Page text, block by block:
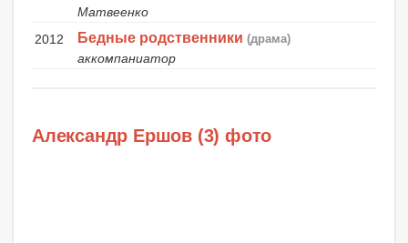
Матвеенко
2012
Бедные родственники (драма)
аккомпаниатор
Александр Ершов (3) фото